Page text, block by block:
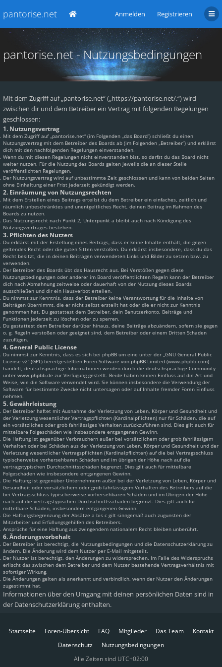
pantorise.net Anmelden Registrieren
pantorise.net - Nutzungsbedingungen
Mit dem Zugriff auf „pantorise.net“ („https://pantorise.net/.“) wird
zwischen dir und dem Betreiber ein Vertrag mit folgenden Regelungen
geschlossen:
1. Nutzungsvertrag
Mit dem Zugriff auf „pantorise.net“ (im Folgenden „das Board“) schließt du einen
Nutzungsvertrag mit dem Betreiber des Boards ab (im Folgenden „Betreiber“) und erklärst
dich mit den nachfolgenden Regelungen einverstanden.
Wenn du mit diesen Regelungen nicht einverstanden bist, so darfst du das Board nicht
weiter nutzen. Für die Nutzung des Boards gelten jeweils die an dieser Stelle
veröffentlichten Regelungen.
Der Nutzungsvertrag wird auf unbestimmte Zeit geschlossen und kann von beiden Seiten
ohne Einhaltung einer Frist jederzeit gekündigt werden.
2. Einräumung von Nutzungsrechten
Mit dem Erstellen eines Beitrags erteilst du dem Betreiber ein einfaches, zeitlich und
räumlich unbeschränktes und unentgeltliches Recht, deinen Beitrag im Rahmen des
Boards zu nutzen.
Das Nutzungsrecht nach Punkt 2, Unterpunkt a bleibt auch nach Kündigung des
Nutzungsvertrages bestehen.
3. Pflichten des Nutzers
Du erklärst mit der Erstellung eines Beitrags, dass er keine Inhalte enthält, die gegen
geltendes Recht oder die guten Sitten verstoßen. Du erklärst insbesondere, dass du das
Recht besitzt, die in deinen Beiträgen verwendeten Links und Bilder zu setzen bzw. zu
verwenden.
Der Betreiber des Boards übt das Hausrecht aus. Bei Verstößen gegen diese
Nutzungsbedingungen oder anderer im Board veröffentlichten Regeln kann der Betreiber
dich nach Abmahnung zeitweise oder dauerhaft von der Nutzung dieses Boards
ausschließen und dir ein Hausverbot erteilen.
Du nimmst zur Kenntnis, dass der Betreiber keine Verantwortung für die Inhalte von
Beiträgen übernimmt, die er nicht selbst erstellt hat oder die er nicht zur Kenntnis
genommen hat. Du gestattest dem Betreiber, dein Benutzerkonto, Beiträge und
Funktionen jederzeit zu löschen oder zu sperren.
Du gestattest dem Betreiber darüber hinaus, deine Beiträge abzuändern, sofern sie gegen
o. g. Regeln verstoßen oder geeignet sind, dem Betreiber oder einem Dritten Schaden
zuzufügen.
4. General Public License
Du nimmst zur Kenntnis, dass es sich bei phpBB um eine unter der „GNU General Public
License v2“ (GPL) bereitgestellten Foren-Software von phpBB Limited (www.phpbb.com)
handelt; deutschsprachige Informationen werden durch die deutschsprachige Community
unter www.phpbb.de zur Verfügung gestellt. Beide haben keinen Einfluss auf die Art und
Weise, wie die Software verwendet wird. Sie können insbesondere die Verwendung der
Software für bestimmte Zwecke nicht untersagen oder auf Inhalte fremder Foren Einfluss
nehmen.
5. Gewährleistung
Der Betreiber haftet mit Ausnahme der Verletzung von Leben, Körper und Gesundheit und
der Verletzung wesentlicher Vertragspflichten (Kardinalpflichten) nur für Schäden, die auf
ein vorsätzliches oder grob fahrlässiges Verhalten zurückzuführen sind. Dies gilt auch für
mittelbare Folgeschäden wie insbesondere entgangenen Gewinn.
Die Haftung ist gegenüber Verbrauchern außer bei vorsätzlichem oder grob fahrlässigem
Verhalten oder bei Schäden aus der Verletzung von Leben, Körper und Gesundheit und der
Verletzung wesentlicher Vertragspflichten (Kardinalpflichten) auf die bei Vertragsschluss
typischerweise vorhersehbaren Schäden und im übrigen der Höhe nach auf die
vertragstypischen Durchschnittsschäden begrenzt. Dies gilt auch für mittelbare
Folgeschäden wie insbesondere entgangenen Gewinn.
Die Haftung ist gegenüber Unternehmern außer bei der Verletzung von Leben, Körper und
Gesundheit oder vorsätzlichem oder grob fahrlässigem Verhalten des Betreibers auf die
bei Vertragsschluss typischerweise vorhersehbaren Schäden und im Übrigen der Höhe
nach auf die vertragstypischen Durchschnittsschäden begrenzt. Dies gilt auch für
mittelbare Schäden, insbesondere entgangenen Gewinn.
Die Haftungsbegrenzung der Absätze a bis c gilt sinngemäß auch zugunsten der
Mitarbeiter und Erfüllungsgehilfen des Betreibers.
Ansprüche für eine Haftung aus zwingendem nationalem Recht bleiben unberührt.
6. Änderungsvorbehalt
Der Betreiber ist berechtigt, die Nutzungsbedingungen und die Datenschutzerklärung zu
ändern. Die Änderung wird dem Nutzer per E-Mail mitgeteilt.
Der Nutzer ist berechtigt, den Änderungen zu widersprechen. Im Falle des Widerspruchs
erlischt das zwischen dem Betreiber und dem Nutzer bestehende Vertragsverhältnis mit
sofortiger Wirkung.
Die Änderungen gelten als anerkannt und verbindlich, wenn der Nutzer den Änderungen
zugestimmt hat.
Informationen über den Umgang mit deinen persönlichen Daten sind in
der Datenschutzerklärung enthalten.
Startseite Foren-Übersicht FAQ Mitglieder Das Team
Kontakt
Datenschutz
Nutzungsbedingungen
Alle Zeiten sind UTC+02:00